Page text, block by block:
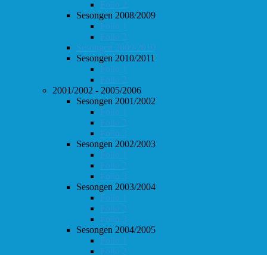
Follo 2
Sesongen 2008/2009
Follo 1
Follo 2
Sesongen 2009/2010
Sesongen 2010/2011
Follo 1
Follo 2
2001/2002 - 2005/2006
Sesongen 2001/2002
Follo 1
Follo 2
Follo 3
Sesongen 2002/2003
Follo 1
Follo 2
Follo 3
Sesongen 2003/2004
Follo 1
Follo 2
Follo 3
Sesongen 2004/2005
Follo 1
Follo 2